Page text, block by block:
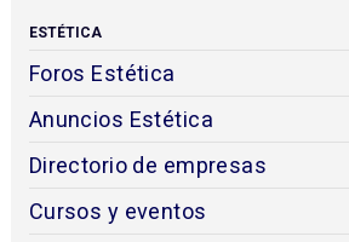
ESTÉTICA
Foros Estética
Anuncios Estética
Directorio de empresas
Cursos y eventos